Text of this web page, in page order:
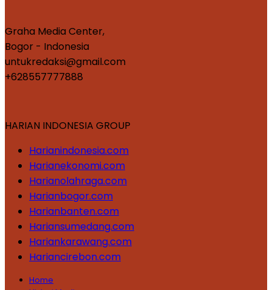
Graha Media Center,
Bogor - Indonesia
untukredaksi@gmail.com
+628557777888
HARIAN INDONESIA GROUP
Harianindonesia.com
Harianekonomi.com
Harianolahraga.com
Harianbogor.com
Harianbanten.com
Hariansumedang.com
Hariankarawang.com
Hariancirebon.com
Home